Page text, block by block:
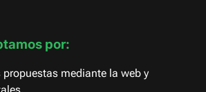
por:
mediante la web y